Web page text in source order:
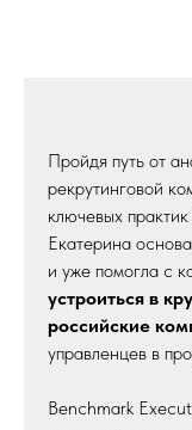
Пройдя путь от
рекрутинговой
ключевых
Екатерина
и уже помогла с
устроиться в
российские
управленцев в
Benchmark